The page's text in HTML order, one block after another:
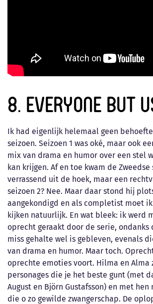
8. Everyone But
Ik had eigenlijk helemaal geen
seizoen. Seizoen 1 was oké, maar ook
mix van drama en humor over een stel
kan krijgen. Af en toe kwam de Zweedse
verrassend uit de hoek, maar een
seizoen 2? Nee. Maar daar stond hij
aangekondigd en als completist moet
kijken natuurlijk. En wat bleek: ik werd
oprecht geraakt door de serie,
miss gehalte wel is gebleven, evenals
van drama en humor. Maar toch.
oprechte emoties voort. Hilma en Alma
personages die je het beste gunt (met
August en Björn Gustafsson) en met hen
die o zo gewilde zwangerschap. De